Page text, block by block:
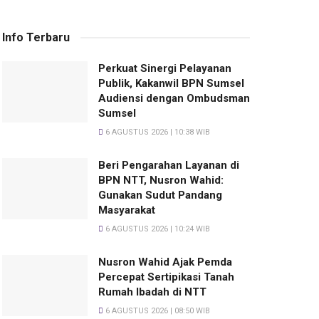
Info Terbaru
Perkuat Sinergi Pelayanan
Publik, Kakanwil BPN Sumsel
Audiensi dengan Ombudsman
Sumsel
6 AGUSTUS 2026 | 10:38 WIB
Beri Pengarahan Layanan di
BPN NTT, Nusron Wahid:
Gunakan Sudut Pandang
Masyarakat
6 AGUSTUS 2026 | 10:24 WIB
Nusron Wahid Ajak Pemda
Percepat Sertipikasi Tanah
Rumah Ibadah di NTT
6 AGUSTUS 2026 | 08:50 WIB